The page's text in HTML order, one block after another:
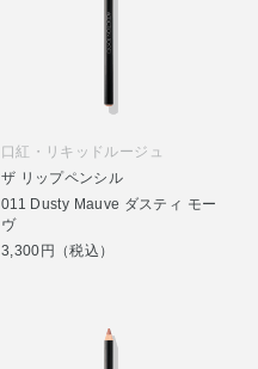
口紅・リキッドルージュ
ザ リップペンシル
011 Dusty Mauve ダスティ モー
ヴ
3,300円（税込）